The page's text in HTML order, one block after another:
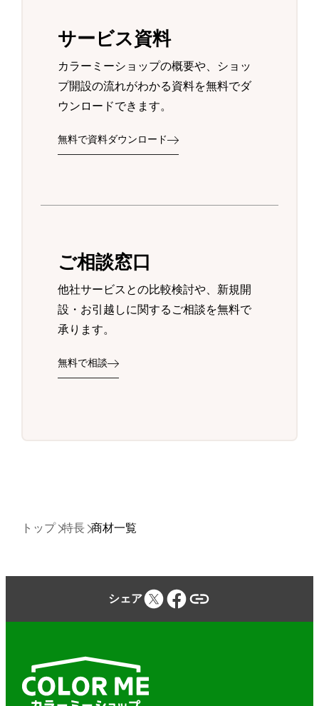
サービス資料
カラーミーショップの概要や、ショッ
プ開設の流れがわかる資料を無料でダ
ウンロードできます。
無料で資料ダウンロード
ご相談窓口
他社サービスとの比較検討や、新規開
設・お引越しに関するご相談を無料で
承ります。
無料で相談
トップ 特長 商材一覧
シェア